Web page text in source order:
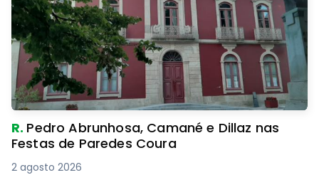
R. Pedro Abrunhosa, Camané e Dillaz nas
Festas de Paredes Coura
2 agosto 2026